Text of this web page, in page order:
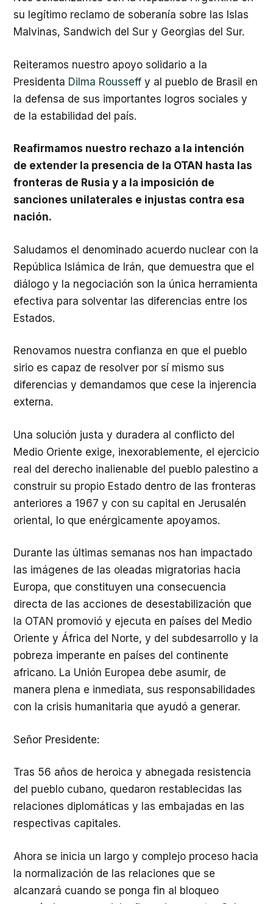
su legítimo reclamo de soberanía sobre las Islas
Malvinas, Sandwich del Sur y Georgias del Sur.
Reiteramos nuestro apoyo solidario a la
Presidenta Dilma Rousseff y al pueblo de Brasil en
la defensa de sus importantes logros sociales y
de la estabilidad del país.
Reafirmamos nuestro rechazo a la intención
de extender la presencia de la OTAN hasta las
fronteras de Rusia y a la imposición de
sanciones unilaterales e injustas contra esa
nación.
Saludamos el denominado acuerdo nuclear con la
República Islámica de Irán, que demuestra que el
diálogo y la negociación son la única herramienta
efectiva para solventar las diferencias entre los
Estados.
Renovamos nuestra confianza en que el pueblo
sirio es capaz de resolver por sí mismo sus
diferencias y demandamos que cese la injerencia
externa.
Una solución justa y duradera al conflicto del
Medio Oriente exige, inexorablemente, el ejercicio
real del derecho inalienable del pueblo palestino a
construir su propio Estado dentro de las fronteras
anteriores a 1967 y con su capital en Jerusalén
oriental, lo que enérgicamente apoyamos.
Durante las últimas semanas nos han impactado
las imágenes de las oleadas migratorias hacia
Europa, que constituyen una consecuencia
directa de las acciones de desestabilización que
la OTAN promovió y ejecuta en países del Medio
Oriente y África del Norte, y del subdesarrollo y la
pobreza imperante en países del continente
africano. La Unión Europea debe asumir, de
manera plena e inmediata, sus responsabilidades
con la crisis humanitaria que ayudó a generar.
Señor Presidente:
Tras 56 años de heroica y abnegada resistencia
del pueblo cubano, quedaron restablecidas las
relaciones diplomáticas y las embajadas en las
respectivas capitales.
Ahora se inicia un largo y complejo proceso hacia
la normalización de las relaciones que se
alcanzará cuando se ponga fin al bloqueo